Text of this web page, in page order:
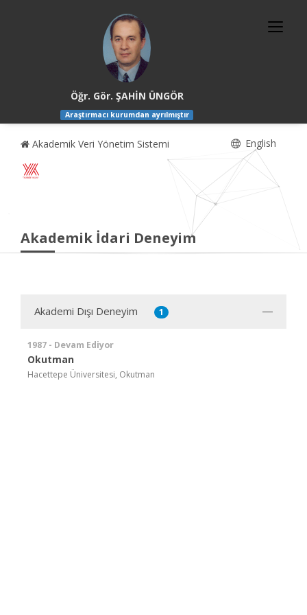
Öğr. Gör. ŞAHİN ÜNGÖR
Araştırmacı kurumdan ayrılmıştır
Akademik Veri Yönetim Sistemi English
Akademik İdari Deneyim
Akademi Dışı Deneyim 1
1987 - Devam Ediyor
Okutman
Hacettepe Üniversitesi, Okutman